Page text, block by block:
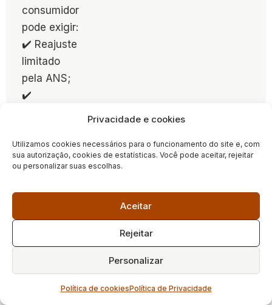
Privacidade e cookies
Utilizamos cookies necessários para o funcionamento do site e, com
sua autorização, cookies de estatísticas. Você pode aceitar, rejeitar
ou personalizar suas escolhas.
Aceitar
Rejeitar
Personalizar
Política de cookiesPolítica de Privacidade
consumidor
pode exigir:
✔️ Reajuste
limitado
pela ANS;
✔️
cancelame
nto
de Defesa